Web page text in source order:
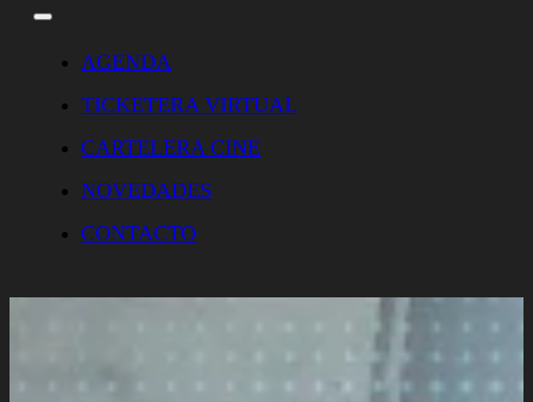
AGENDA
TICKETERA VIRTUAL
CARTELERA CINE
NOVEDADES
CONTACTO